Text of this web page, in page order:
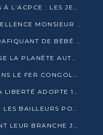
JOURNÉE PORTES OUVERTES À L’ACPCE : LES JEUNES EN IMMERSION DANS L’ENTREPRISE
LETTRE OUVERTE A SON EXCELLENCE MONSIEUR DENIS SASSOU NGUESSO, PRESIDENT DE LAREPUBLIQUE DU CONGO
MADINGOU : UN PRÉSUMÉ TRAFIQUANT DE BÉBÉ CHIMPANZÉ FIXÉ SUR SON SORT LE 20 NOVEMBRE
À BELÉM, LE CONGO MOBILISE LA PLANÈTE AUTOUR DU FONDS BLEU POUR LE BASSIN DU CONGO
ULSAN HOLDING INVESTIT DANS LE FER CONGOLAIS
LE CONGRÈS MONDIAL DE LA LIBERTÉ ADOPTE 14 RÉSOLUTIONS HISTORIQUES
COP30 : LA BDEAC MOBILISE LES BAILLEURS POUR LE FONDS BLEU DU BASSIN DU CONGO
LES SOUVERAINISTES LANCENT LEUR BRANCHE JEUNE À BRAZZAVILLE